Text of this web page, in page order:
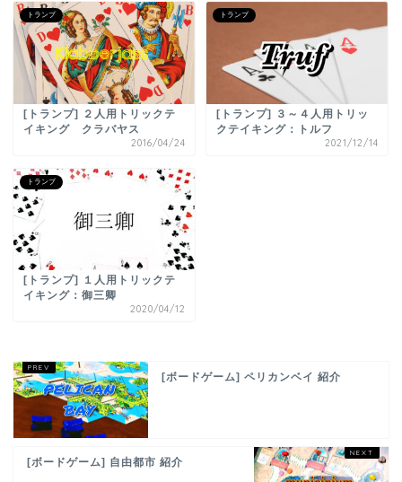
トランプ
[トランプ] ２人用トリックテ
イキング クラバヤス
2016/04/24
トランプ
[トランプ] ３～４人用トリッ
クテイキング：トルフ
2021/12/14
トランプ
[トランプ] １人用トリックテ
イキング：御三卿
2020/04/12
[ボードゲーム] ペリカンベイ 紹介
[ボードゲーム] 自由都市 紹介